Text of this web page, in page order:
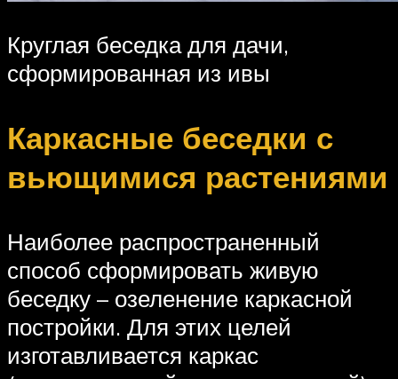
Круглая беседка для дачи,
сформированная из ивы
Каркасные беседки с
вьющимися растениями
Наиболее распространенный
способ сформировать живую
беседку – озеленение каркасной
постройки. Для этих целей
изготавливается каркас